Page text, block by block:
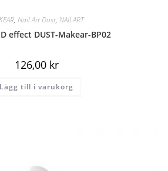
, Nail Art Dust, NAILART
effect DUST-Makear-BP02
126,00 kr
Lägg till i varukorg